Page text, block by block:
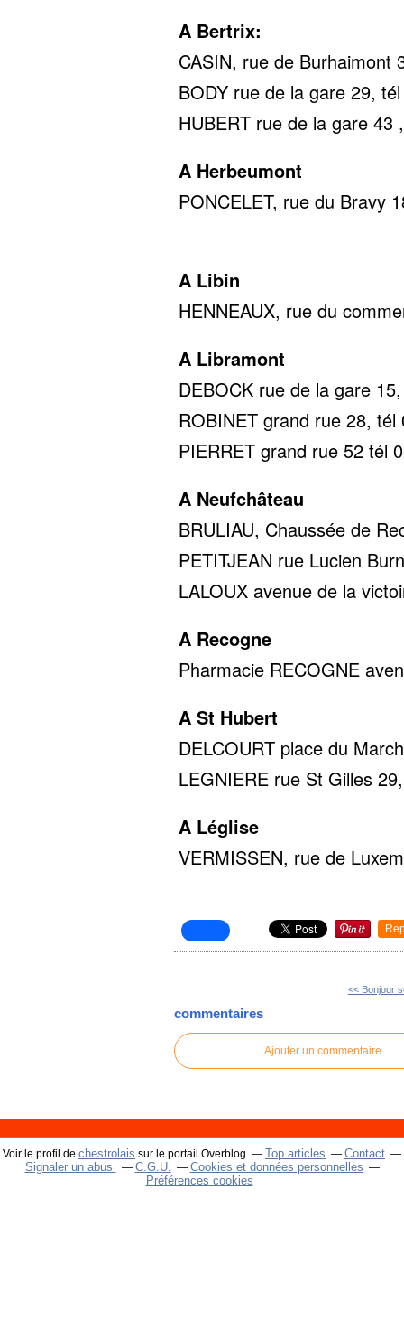
A Bertrix:
CASIN, rue de Burhaimont
BODY rue de la gare 29,
HUBERT rue de la gare 43
A Herbeumont
PONCELET, rue du Bravy
A Libin
HENNEAUX, rue du
A Libramont
DEBOCK rue de la gare
ROBINET grand rue 28, tél
PIERRET grand rue 52 tél
A Neufchâteau
BRULIAU, Chaussée de
PETITJEAN rue Lucien
LALOUX avenue de la
A Recogne
Pharmacie RECOGNE
A St Hubert
DELCOURT place du
LEGNIERE rue St Gilles
A Léglise
VERMISSEN, rue de
<< Bonjour
commentaires
Ajouter un commentaire
Voir le profil de chestrolais sur le portail Overblog Top articles
Contact
Signaler un abus
C.G.U.
Cookies et données personnelles
Préférences cookies